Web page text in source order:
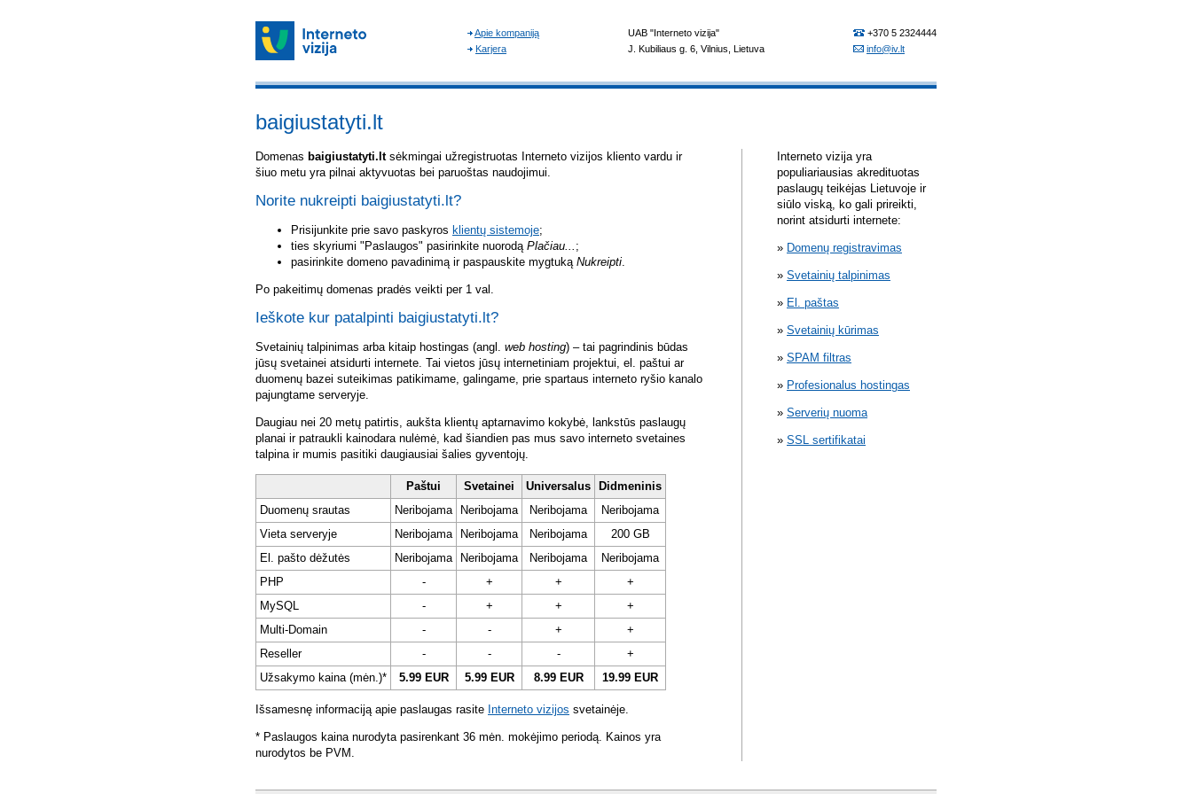
baigiustatyti.lt
Domenas baigiustatyti.ltsėkmingai užregistruotas Interneto vizijos kliento vardu ir
šiuo metu yra pilnai aktyvuotas bei paruoštas naudojimui.
Norite nukreipti baigiustatyti.lt?
Prisijunkite prie savo paskyros klientų sistemoje;
ties skyriumi "Paslaugos" pasirinkite nuorodą Plačiau... ;
pasirinkite domeno pavadinimą ir paspauskite mygtuką Nukreipti.
Po pakeitimų domenas pradės veikti per 1 val.
Ieškote kur patalpinti baigiustatyti.lt?
Svetainių talpinimas arba kitaip hostingas (angl. web hosting) – tai pagrindinis būdas
jūsų svetainei atsidurti internete. Tai vietos jūsų internetiniam projektui, el. paštui ar
duomenų bazei suteikimas patikimame, galingame, prie spartaus interneto ryšio kanalo
pajungtame serveryje.
Daugiau nei 20 metų patirtis, aukšta klientų aptarnavimo kokybė, lankstūs paslaugų
planai ir patraukli kainodara nulėmė, kad šiandien pas mus savo interneto svetaines
talpina ir mumis pasitiki daugiausiai šalies gyventojų.
Paštui Svetainei Universalus
Didmeninis
Duomenų srautas
Neribojama Neribojama Neribojama
Neribojama
Vieta serveryje
Neribojama Neribojama Neribojama
200 GB
El. pašto dėžutės
Neribojama Neribojama Neribojama
Neribojama
PHP
- + +
+
MySQL
- + +
+
Multi-Domain
- - +
+
Reseller
- - -
+
Užsakymo kaina (mėn.)*
5.99 EUR 5.99 EUR 8.99 EUR 19.99 EUR
Išsamesnę informaciją apie paslaugas rasite Interneto vizijos svetainėje.
* Paslaugos kaina nurodyta pasirenkant 36 mėn. mokėjimo periodą. Kainos yra
nurodytos be PVM.
Interneto vizija yra
populiariausias akredituotas
paslaugų teikėjas Lietuvoje ir
siūlo viską, ko gali prireikti,
norint atsidurti internete:
Domenų registravimas
Svetainių talpinimas
El. paštas
Svetainių kūrimas
SPAM filtras
Profesionalus hostingas
Serverių nuoma
SSL sertifikatai